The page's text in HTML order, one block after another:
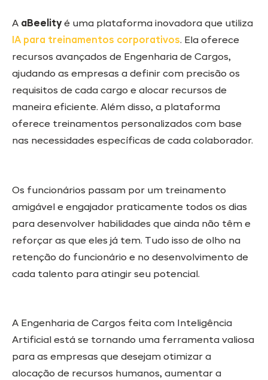
A aBeelityé uma plataforma inovadora que utiliza
IA para treinamentos corporativos. Ela oferece
recursos avançados de Engenharia de Cargos,
ajudando as empresas a definir com precisão os
requisitos de cada cargo e alocar recursos de
maneira eficiente. Além disso, a plataforma
oferece treinamentos personalizados com base
nas necessidades específicas de cada colaborador.
Os funcionários passam por um treinamento
amigável e engajador praticamente todos os dias
para desenvolver habilidades que ainda não têm e
reforçar as que eles já tem. Tudo isso de olho na
retenção do funcionário e no desenvolvimento de
cada talento para atingir seu potencial.
A Engenharia de Cargos feita com Inteligência
Artificial está se tornando uma ferramenta valiosa
para as empresas que desejam otimizar a
alocação de recursos humanos, aumentar a